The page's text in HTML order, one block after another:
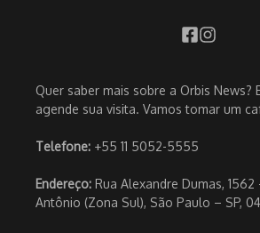
Quer saber mais sobre a Orbis News?
agende sua visita. Vamos tomar um
Telefone: +55 11 5052-5555
Endereço: Rua Alexandre Dumas,
Antônio (Zona Sul), São Paulo – SP,